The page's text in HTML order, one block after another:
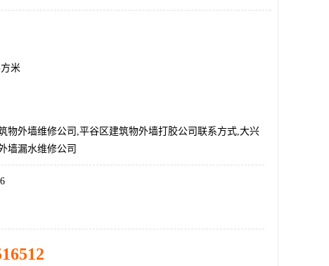
米
物外墙维修公司,平谷区建筑物外墙打胶公司联系方式,大兴
墙漏水维修公司